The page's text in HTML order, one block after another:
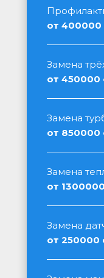
от 400000
Замена
от 450000
Замена
от 850000
Замена
от
Замена
от 250000